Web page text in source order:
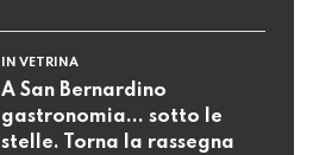
IN VETRINA
A San Bernardino
gastronomia... sotto le
stelle. Torna la rassegna